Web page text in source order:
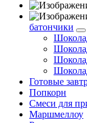
батончики
Готовые
Попкорн
Смеси для
Маршмеллоу